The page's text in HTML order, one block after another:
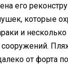
его
которые
и несколько
от форта